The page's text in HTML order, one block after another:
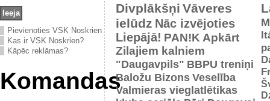
Pievienoties VSK Noskrien
Kas ir VSK Noskrien?
Kāpēc reklāmas?
Komandas
Divplākšņi Vāveres
ielūdz Nāc izvējoties
Liepājā! PAN!K Apkārt
Zilajiem kalniem
"Daugavpils" BBPU treniņi
Baložu BizonsVeselība
Valmieras vieglatlētikas